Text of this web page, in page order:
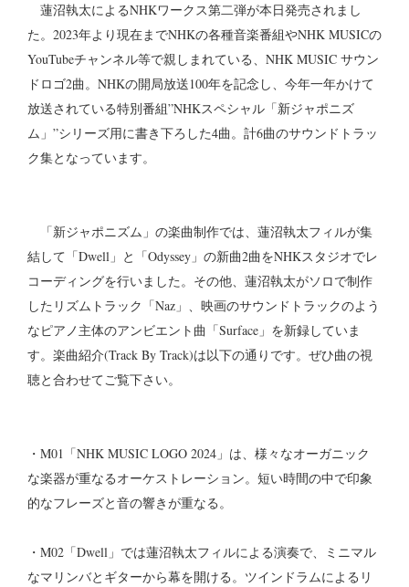
蓮沼執太によるNHKワークス第二弾が本日発売されまし
た。2023年より現在までNHKの各種音楽番組やNHK MUSICの
YouTubeチャンネル等で親しまれている、NHK MUSIC サウン
ドロゴ2曲。NHKの開局放送100年を記念し、今年一年かけて
放送されている特別番組”NHKスペシャル「新ジャポニズ
ム」”シリーズ用に書き下ろした4曲。計6曲のサウンドトラッ
ク集となっています。
「新ジャポニズム」の楽曲制作では、蓮沼執太フィルが集
結して「Dwell」と「Odyssey」の新曲2曲をNHKスタジオでレ
コーディングを行いました。その他、蓮沼執太がソロで制作
したリズムトラック「Naz」、映画のサウンドトラックのよう
なピアノ主体のアンビエント曲「Surface」を新録していま
す。楽曲紹介(Track By Track)は以下の通りです。ぜひ曲の視
聴と合わせてご覧下さい。
・M01「NHK MUSIC LOGO 2024」は、様々なオーガニック
な楽器が重なるオーケストレーション。短い時間の中で印象
的なフレーズと音の響きが重なる。
・M02「Dwell」では蓮沼執太フィルによる演奏で、ミニマル
なマリンバとギターから幕を開ける。ツインドラムによるリ